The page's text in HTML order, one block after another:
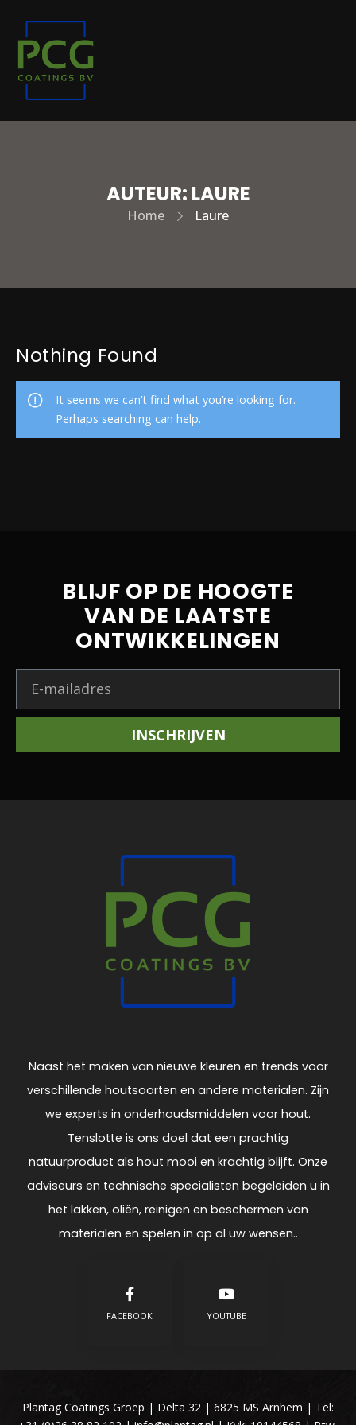
AUTEUR: LAURE
Home Laure
Nothing Found
It seems we can’t find what you’re looking for.
Perhaps searching can help.
BLIJF OP DE HOOGTE
VAN DE LAATSTE
ONTWIKKELINGEN
INSCHRIJVEN
Naast het maken van nieuwe kleuren en trends voor
verschillende houtsoorten en andere materialen. Zijn
we experts in onderhoudsmiddelen voor hout.
Tenslotte is ons doel dat een prachtig
natuurproduct als hout mooi en krachtig blijft. Onze
adviseurs en technische specialisten begeleiden u in
het lakken, oliën, reinigen en beschermen van
materialen en spelen in op al uw wensen..
FACEBOOK YOUTUBE
Plantag Coatings Groep | Delta 32 | 6825 MS Arnhem | Tel: